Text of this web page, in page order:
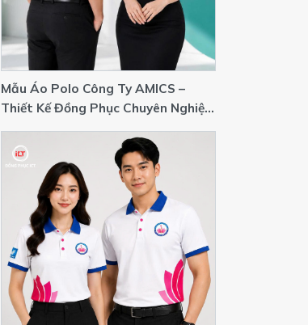
Mẫu Áo Polo Công Ty AMICS –
Thiết Kế Đồng Phục Chuyên Nghiệp,